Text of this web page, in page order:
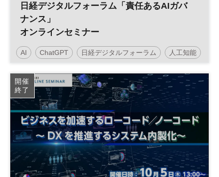
日経デジタルフォーラム「責任あるAIガバ
ナンス」
オンラインセミナー
AI ChatGPT 日経デジタルフォーラム 人工知能
DX 参加無料
平日夜開催
開催
終了